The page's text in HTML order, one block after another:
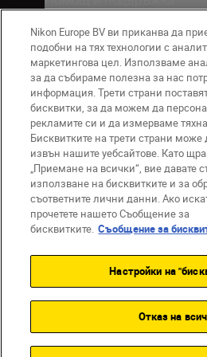
Компания
BG Nikon Sites
Връзка с нас
Съобщение за
Условия за използване
Съобщение за бисквитки
Настройки за бисквитките
Nikon Europe BV ви приканва да
подобни на тях технологии с
маркетингова цел. Използваме
за да събираме полезна за нас
информация. Трети страни
бисквитки, за да можем да
рекламите си и да измерваме
Бисквитките на трети страни
извън нашите уебсайтове. Като
„Приемане на всички“, вие давате
използване на бисквитките и за
съответните лични данни. Ако
прочетете нашето Съобщение за
бисквитките. Съобщение за
Настройки на
Отказ на